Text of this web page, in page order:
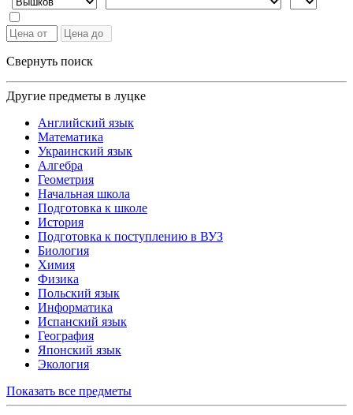
Свернуть поиск
Другие предметы в луцке
Английский язык
Математика
Украинский язык
Алгебра
Геометрия
Начальная школа
Подготовка к школе
История
Подготовка к поступлению в ВУЗ
Биология
Химия
Физика
Польский язык
Информатика
Испанский язык
География
Японский язык
Экология
Показать все предметы